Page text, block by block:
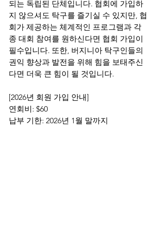
되는 독립된 단체입니다. 협회에 가입하
지 않으셔도 탁구를 즐기실 수 있지만, 협
회가 제공하는 체계적인 프로그램과 각
종 대회 참여를 원하신다면 협회 가입이
필수입니다. 또한, 버지니아 탁구인들의
권익 향상과 발전을 위해 힘을 보태주신
다면 더욱 큰 힘이 될 것입니다.
[2026년 회원 가입 안내]
연회비: $60
납부 기한: 2026년 1월 말까지